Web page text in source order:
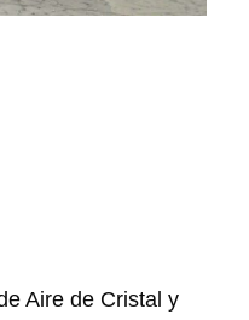
Aire de Cristal y